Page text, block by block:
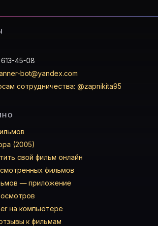
45-08
bot@yandex.com
сотрудничества: @zapnikita95
(2005)
свой фильм онлайн
фильмов
— приложение
на компьютере
к фильмам